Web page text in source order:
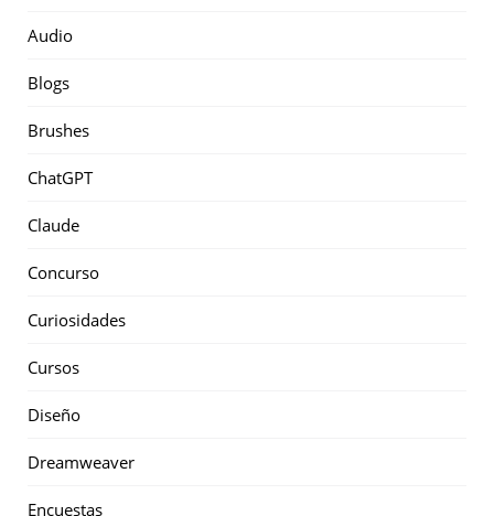
Audio
Blogs
Brushes
ChatGPT
Claude
Concurso
Curiosidades
Cursos
Diseño
Dreamweaver
Encuestas